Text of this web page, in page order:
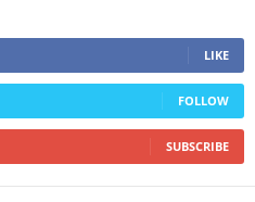
LIKE
FOLLOW
SUBSCRIBE